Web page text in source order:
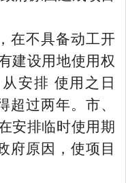
在不具备动工开
建设用地使用权
安排 使用之日
超过两年。市、
安排临时使用期
府原因，使项目